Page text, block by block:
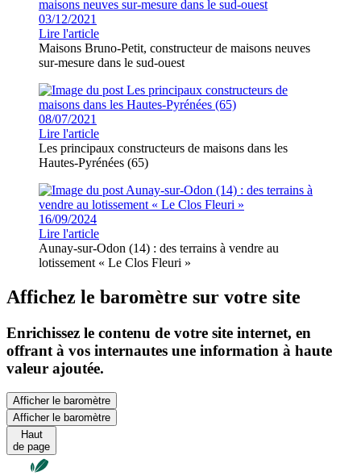
03/12/2021
Lire l'article
Maisons Bruno-Petit, constructeur de maisons neuves
sur-mesure dans le sud-ouest
08/07/2021
Lire l'article
Les principaux constructeurs de maisons dans les
Hautes-Pyrénées (65)
16/09/2024
Lire l'article
Aunay-sur-Odon (14) : des terrains à vendre au
lotissement « Le Clos Fleuri »
Affichez le baromètre sur votre site
Enrichissez le contenu de votre site internet, en
offrant à vos internautes une information à haute
valeur ajoutée.
Afficher le baromètre
Afficher le baromètre
Haut
de page